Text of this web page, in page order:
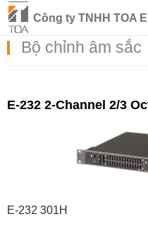
Công ty TNHH TOA
Bộ chỉnh âm sắc
E-232 2-Channel 2/3
E-232 301H